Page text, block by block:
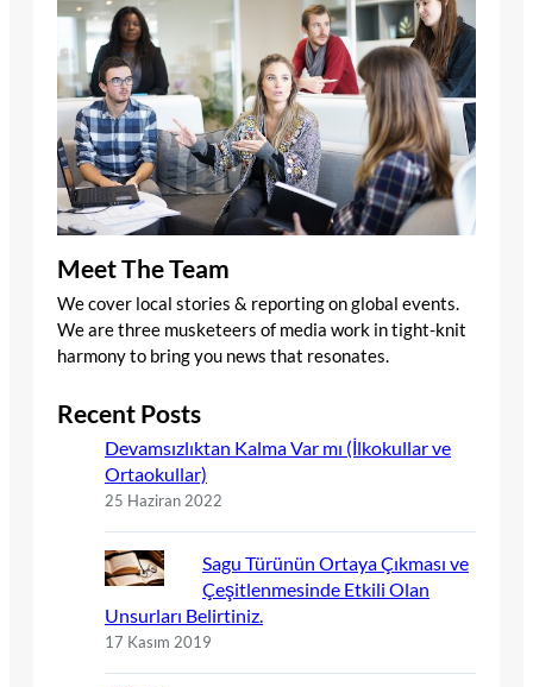
Meet The Team
We cover local stories & reporting on global events.
We are three musketeers of media work in tight-knit
harmony to bring you news that resonates.
Recent Posts
Devamsızlıktan Kalma Var mı (İlkokullar ve
Ortaokullar)
25 Haziran 2022
Sagu Türünün Ortaya Çıkması ve
Çeşitlenmesinde Etkili Olan
Unsurları Belirtiniz.
17 Kasım 2019